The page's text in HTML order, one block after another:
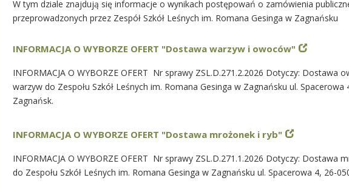
W tym dziale znajdują się informacje o wynikach postępowań o zamówienia
przeprowadzonych przez Zespół Szkół Leśnych im. Romana Gesinga w Zagnańsku
INFORMACJA O WYBORZE OFERT "Dostawa warzyw i owoców"
INFORMACJA O WYBORZE OFERT Nr sprawy ZSL.D.271.2.2026 Dotyczy: Dostawa
warzyw do Zespołu Szkół Leśnych im. Romana Gesinga w Zagnańsku ul. Spacerowa
Zagnańsk.
INFORMACJA O WYBORZE OFERT "Dostawa mrożonek i ryb"
INFORMACJA O WYBORZE OFERT Nr sprawy ZSL.D.271.1.2026 Dotyczy: Dostawa
do Zespołu Szkół Leśnych im. Romana Gesinga w Zagnańsku ul. Spacerowa 4, 26-